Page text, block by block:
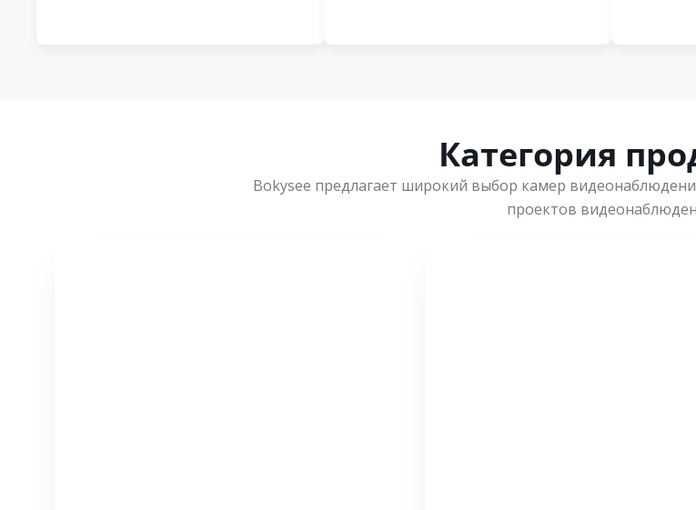
Категория
Bokysee предлагает широкий выбор камер
проектов